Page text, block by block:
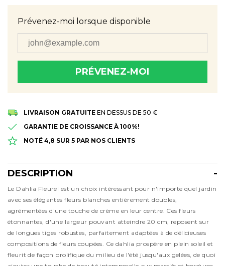
Prévenez-moi lorsque disponible
PRÉVENEZ-MOI
LIVRAISON GRATUITE EN DESSUS DE 50 €
GARANTIE DE CROISSANCE À 100%!
NOTÉ 4,8 SUR 5 PAR NOS CLIENTS
DESCRIPTION
Description
Le Dahlia Fleurel est un choix intéressant pour n'importe quel jardin
avec ses élégantes fleurs blanches entièrement doubles,
agrémentées d'une touche de crème en leur centre. Ces fleurs
étonnantes, d'une largeur pouvant atteindre 20 cm, reposent sur
de longues tiges robustes, parfaitement adaptées à de délicieuses
compositions de fleurs coupées. Ce dahlia prospère en plein soleil et
fleurit de façon prolifique du milieu de l'été jusqu'aux gelées, de quoi